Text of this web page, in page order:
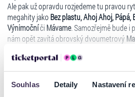
Souhlas Detaily Nastavení
Ale pak už opravdu rozjedeme tu pravou
megahity jako Bez plastu, Ahoj Ahoj, Pápá,
Výnimočníči Mávame. Samozřejmě bude i
nám opět zavítá obrovský dvoumetrový
ve výročním
Tanculienkou! Spolu s nimi samozřejmě
Panpiano.
Těšíme se, až si společně zavzpomínáme,
spoustu zábavy. Uvidíme se jen ve